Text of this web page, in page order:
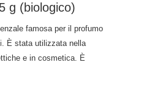
g (biologico)
famosa per il profumo
È stata utilizzata nella
e in cosmetica. È